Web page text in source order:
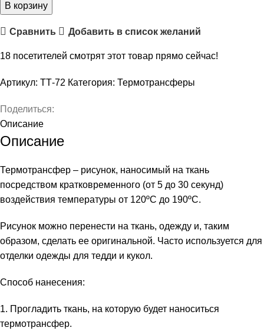
В корзину
Сравнить Добавить в список желаний
18 посетителей смотрят этот товар прямо сейчас!
Артикул: ТТ-72 Категория: Термотрансферы
Поделиться:
Описание
Описание
Термотрансфер – рисунок, наносимый на ткань
посредством кратковременного (от 5 до 30 секунд)
воздействия температуры от 120ºС до 190ºС.
Рисунок можно перенести на ткань, одежду и, таким
образом, сделать ее оригинальной. Часто используется для
отделки одежды для тедди и кукол.
Способ нанесения:
1. Прогладить ткань, на которую будет наноситься
термотрансфер.